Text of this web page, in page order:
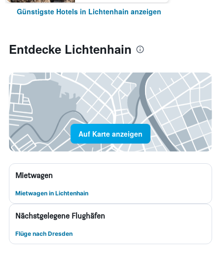
Günstigste Hotels in Lichtenhain anzeigen
Entdecke Lichtenhain
Auf Karte anzeigen
Mietwagen
Mietwagen in Lichtenhain
Nächstgelegene Flughäfen
Flüge nach Dresden